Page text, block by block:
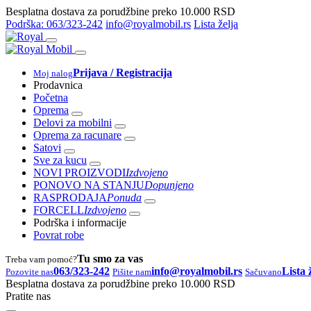
Besplatna dostava za porudžbine preko 10.000 RSD
Podrška: 063/323-242 info@royalmobil.rs Lista želja
Moj nalogPrijava / Registracija
Prodavnica
Početna
Oprema
Delovi za mobilni
Oprema za racunare
Satovi
Sve za kucu
NOVI PROIZVODIIzdvojeno
PONOVO NA STANJUDopunjeno
RASPRODAJAPonuda
FORCELLIzdvojeno
Podrška i informacije
Povrat robe
Treba vam pomoć?Tu smo za vas
Pozovite nas063/323-242 Pišite naminfo@royalmobil.rs SačuvanoLista
Besplatna dostava za porudžbine preko 10.000 RSD
Pratite nas